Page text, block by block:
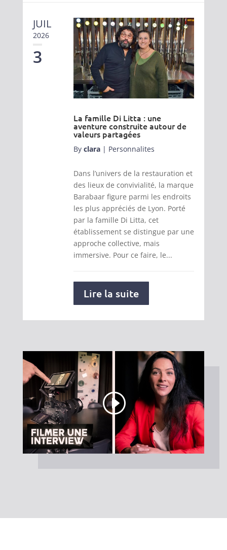
JUIL
2026
3
La famille Di Litta : une
aventure construite autour de
valeurs partagées
By clara| Personnalites
Dans l’univers de la restauration et
des lieux de convivialité, la marque
Barabaar figure parmi les endroits
les plus appréciés de Lyon. Porté
par la famille Di Litta, cet
établissement se distingue par une
approche collective, mais
immersive. Pour ce faire, le...
Lire la suite